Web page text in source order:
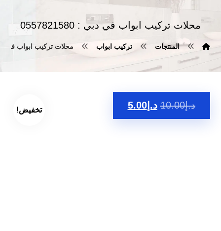
محلات تركيب ابواب في دبي : 0557821580
المنتجات تركيب ابواب محلات تركيب ابواب في دبي :
تخفيض! د.إ10.00 د.إ5.00